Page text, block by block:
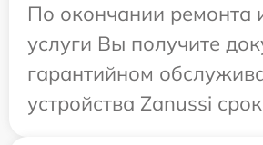
По окончании ремонта
услуги Вы получите
гарантийном
устройства Zanussi